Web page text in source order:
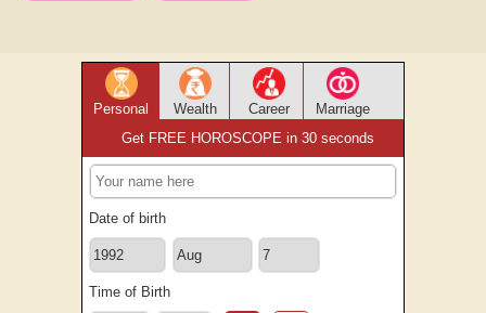
Personal Wealth Career Marriage
Get FREE HOROSCOPE in 30 seconds
Date of birth
Time of Birth